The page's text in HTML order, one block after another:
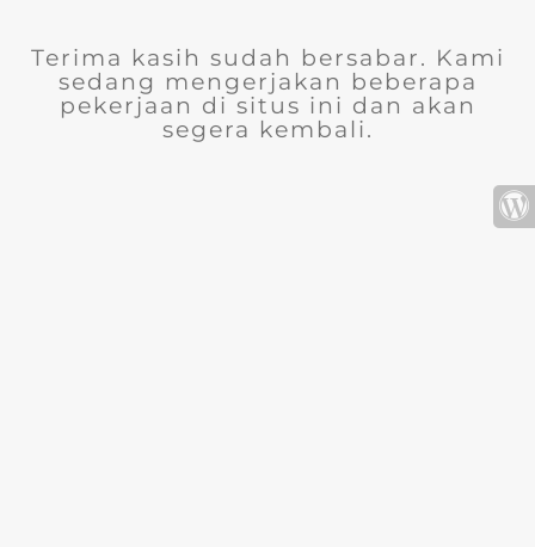
Terima kasih sudah bersabar. Kami
sedang mengerjakan beberapa
pekerjaan di situs ini dan akan
segera kembali.